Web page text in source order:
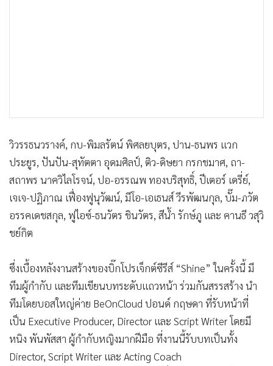
วิวรรธนวรางค์, กบ-พิมลรัตน์ พิศลยบุตร, ปาน-ธนพร แวก
ประยูร, ปันปัน-สุทัตตา อุดมศิลป์, ติว-ดิษยา กรกชมาศ, ถา-
สถาพร นาควิไลโรจน์, ปอ-อรรณพ ทองบริสุทธิ์, ปีเตอร์ เดรี่ย์,
เจเจ-ปฏิภาณ เฟื่องฟูนุวัฒน์, มีโอ-เอเธนส์ วีรพัฒนกุล, บั๊ม-ภวัต
อรรคเดชสกุล, ฟูไอซ์-ธนวัตร ชินวัตร, สีน้ำ รักษ์ภู และ คานธี วสุวิ
ชย์กิต
ซึ่งเบื้องหลังงานสร้างของบิ๊กโปรเจ็กต์ซีรีส์ “Shine” ในครั้งนี้ มี
ทีมผู้กำกับ และทีมเขียนบทระดับแถวหน้า ร่วมกันสรรสร้าง นำ
ทีมโดยบอสใหญ่ค่าย BeOnCloud ปอนด์ กฤษดา ที่รับหน้าที่
เป็น Executive Producer, Director และ Script Writer โดยมี
หนิง พันพัสสา ผู้กำกับหญิงมากฝีมือ ที่งานนี้รับบทเป็นทั้ง
Director, Script Writer และ Acting Coach